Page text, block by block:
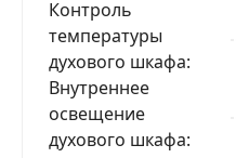
Контроль
температуры
духового шкафа
Внутреннее
освещение
духового шкафа